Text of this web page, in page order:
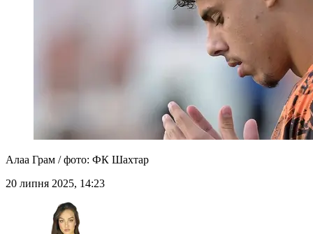
Алаа Грам / фото: ФК Шахтар
20 липня 2025, 14:23